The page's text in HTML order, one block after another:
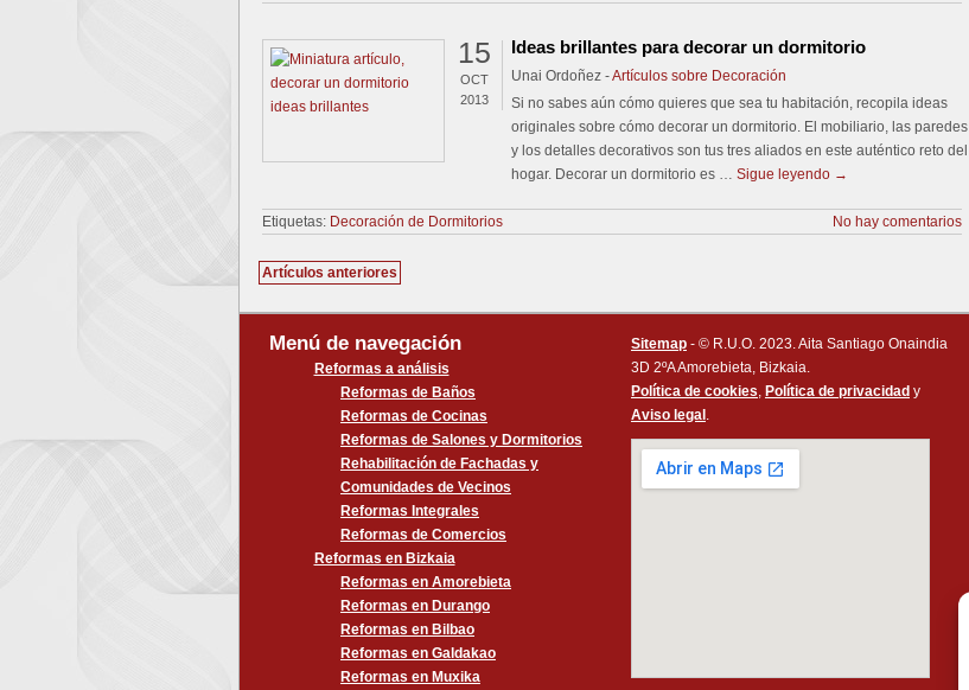
15
OCT
2013
Ideas brillantes para decorar un dormitorio
Unai Ordoñez -Artículos sobre Decoración
Si no sabes aún cómo quieres que sea tu habitación, recopila ideas
originales sobre cómo decorar un dormitorio. El mobiliario, las paredes
y los detalles decorativos son tus tres aliados en este auténtico reto del
hogar. Decorar un dormitorio es … Sigue leyendo →
Etiquetas: Decoración de Dormitorios No hay comentarios
Navegación
entradas
Artículos anteriores
Menú de navegación
Reformas a análisis
Reformas de Baños
Reformas de Cocinas
Reformas de Salones y Dormitorios
Rehabilitación de Fachadas y
Comunidades de Vecinos
Reformas Integrales
Reformas de Comercios
Reformas en Bizkaia
Reformas en Amorebieta
Reformas en Durango
Reformas en Bilbao
Reformas en Galdakao
Reformas en Muxika
Sitemap - © R.U.O. 2023. Aita Santiago Onaindia
3D 2ºA Amorebieta, Bizkaia.
Política de cookies, Política de privacidad y
Aviso legal .